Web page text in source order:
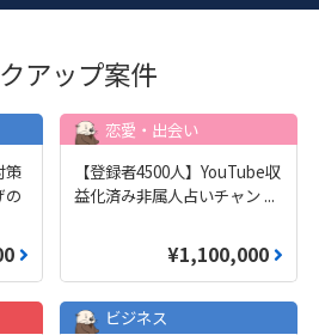
アップ案件
策
の
恋愛・出会い
【登録者4500人】YouTube収
益化済み非属人占いチャン ...
¥1,100,000
ビジネス